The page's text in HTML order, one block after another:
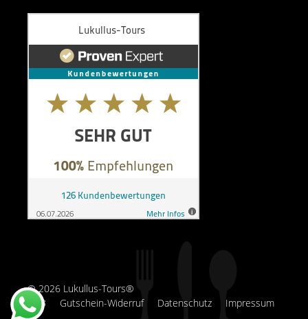
AGB Gutschein-Widerruf Datenschutz Impressum
© 2026 Lukullus-Tours®